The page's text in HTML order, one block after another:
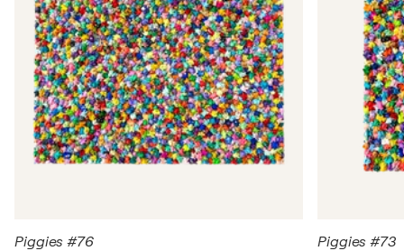
Piggies #76 Piggies #73